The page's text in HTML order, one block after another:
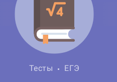
Тесты ЕГЭ